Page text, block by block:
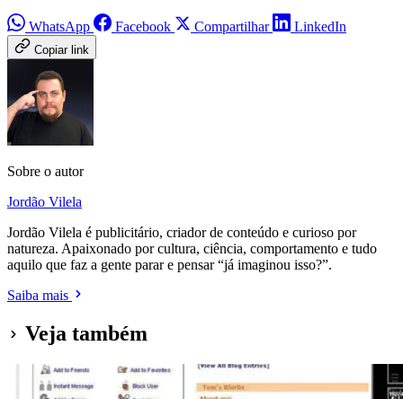
WhatsApp Facebook Compartilhar LinkedIn
Copiar link
Sobre o autor
Jordão Vilela
Jordão Vilela é publicitário, criador de conteúdo e curioso por
natureza. Apaixonado por cultura, ciência, comportamento e tudo
aquilo que faz a gente parar e pensar “já imaginou isso?”.
Saiba mais
Veja também